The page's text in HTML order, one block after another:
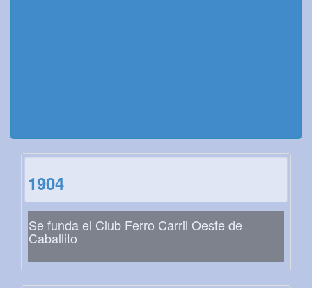
1904
Se funda el Club Ferro Carril Oeste de
Caballito